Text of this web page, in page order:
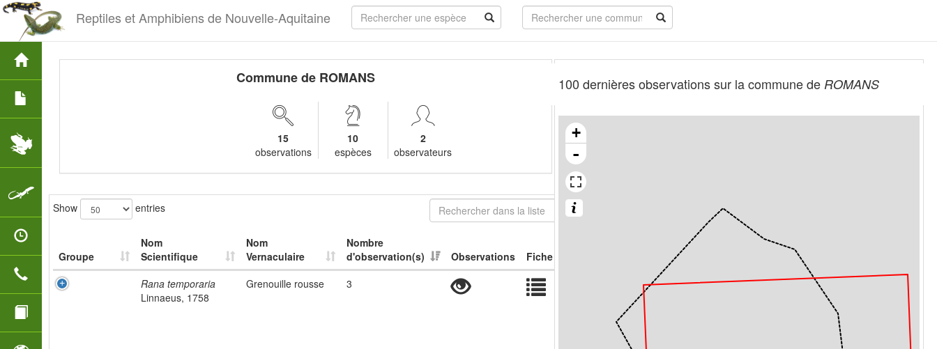
Reptiles et Amphibiens de Nouvelle-Aquitaine
Commune de ROMANS
15
observations
10
espèces
2
observateurs
Show entries
Groupe
Nom
Scientifique
Nom
Vernaculaire
Nombre
d'observation(s)
Observations
Fiche
Rana temporaria
Linnaeus, 1758
Grenouille rousse 3
100 dernières observations sur la commune de ROMANS
+
-